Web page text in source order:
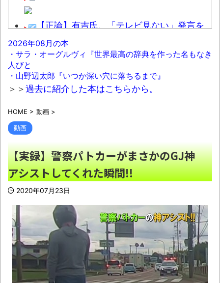
【正論】有吉氏、「テレビ見ない」発言を
する無神経な一般人に憤慨
【悲報】町のお弁当屋さん「申し訳ないが
消費税1%になったらその分商品代を値上げす
るわ」「うちも！」NEW!
ん？NEW!
ｗｗｗｗｗｗｗｗｗｗｗｗｗｗｗｗNEW!
兵庫斎藤知事、県の海外事務所を全廃へ
「公務員が海外で遊ぶためにあるだけ」NEW!
「国旗損壊罪は違憲」憲法研究者199人、廃
止を求めて声明 ←なら国旗破損して逮捕され
て裁判すればNEW!
歯科衛生士「糸ようじだけではダメです。
ちゃんとフロスしてね(怒」俺「マ、マジです
か…」 NEW!
2026年08月の本
・サラ・オーグルヴィ『世界最高の辞典を作った名もなき
人びと
・山野辺太郎『いつか深い穴に落ちるまで』
＞＞過去に紹介した本はこちらから。
HOME > 動画 >
動画
【実録】警察パトカーがまさかのGJ神
アシストしてくれた瞬間!!
2020年07月23日